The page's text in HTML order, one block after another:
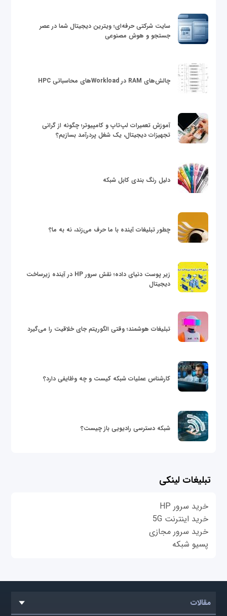
سایت شرکتی حرفه‌ای؛ ویترین دیجیتال شما در عصر
جستجو و هوش مصنوعی
چالش‌های RAM در Workloadهای محاسباتی HPC
آموزش تعمیرات لپ‌تاپ و کامپیوتر؛ چگونه از گرانی
تجهیزات دیجیتال، یک شغل پردرآمد بسازیم؟
دلیل رنگ بندی کابل شبکه
چطور تبلیغات آینده با ما حرف می‌زند، نه به ما؟
زیر پوست دنیای داده؛ نقش سرور HP در آینده زیرساخت
دیجیتال
تبلیغات هوشمند؛ وقتی الگوریتم جای خلاقیت را می‌گیرد
کارشناس عملیات شبکه کیست و چه وظایفی دارد؟
شبکه دسترسی رادیویی باز چیست؟
تبلیغات لینکی
خرید سرور HP
خرید اینترنت 5G
خرید سرور مجازی
پسیو شبکه
مقالات